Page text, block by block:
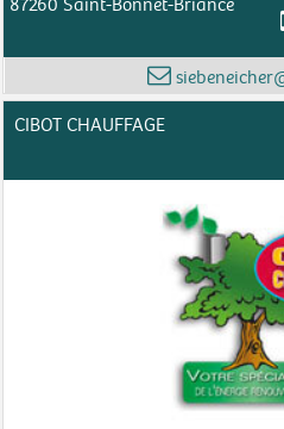
87260 Saint-Bonnet-Briance
CIBOT CHAUFFAGE